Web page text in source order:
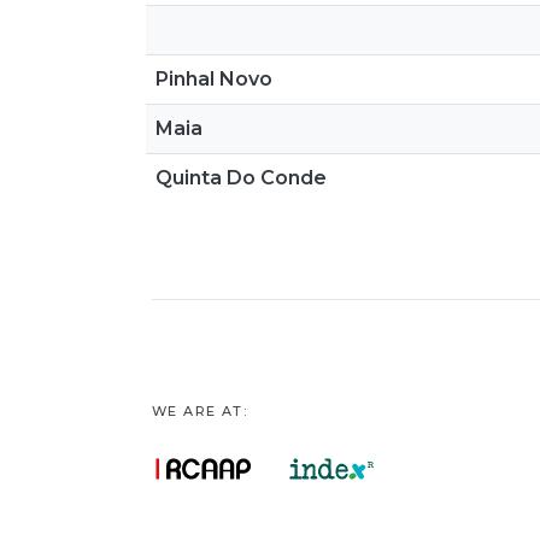
Pinhal Novo
Maia
Quinta Do Conde
WE ARE AT: